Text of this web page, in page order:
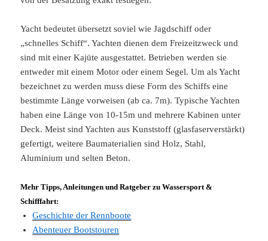
Yacht bedeutet übersetzt soviel wie Jagdschiff oder
„schnelles Schiff“. Yachten dienen dem Freizeitzweck und
sind mit einer Kajüte ausgestattet. Betrieben werden sie
entweder mit einem Motor oder einem Segel. Um als Yacht
bezeichnet zu werden muss diese Form des Schiffs eine
bestimmte Länge vorweisen (ab ca. 7m). Typische Yachten
haben eine Länge von 10-15m und mehrere Kabinen unter
Deck. Meist sind Yachten aus Kunststoff (glasfaserverstärkt)
gefertigt, weitere Baumaterialien sind Holz, Stahl,
Aluminium und selten Beton.
Mehr Tipps, Anleitungen und Ratgeber zu Wassersport &
Schifffahrt:
Geschichte der Rennboote
Abenteuer Bootstouren